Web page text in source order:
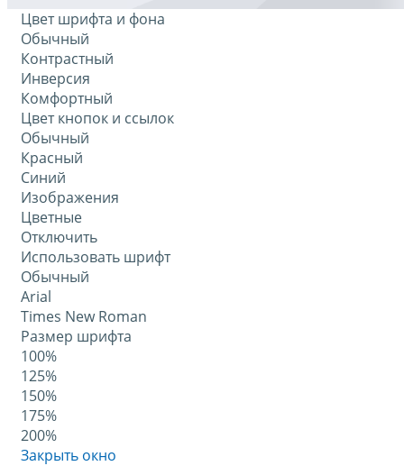
Цвет шрифта и фона
Обычный
Контрастный
Инверсия
Комфортный
Цвет кнопок и ссылок
Обычный
Красный
Синий
Изображения
Цветные
Отключить
Использовать шрифт
Обычный
Arial
Times New Roman
Размер шрифта
100%
125%
150%
175%
200%
Закрыть окно